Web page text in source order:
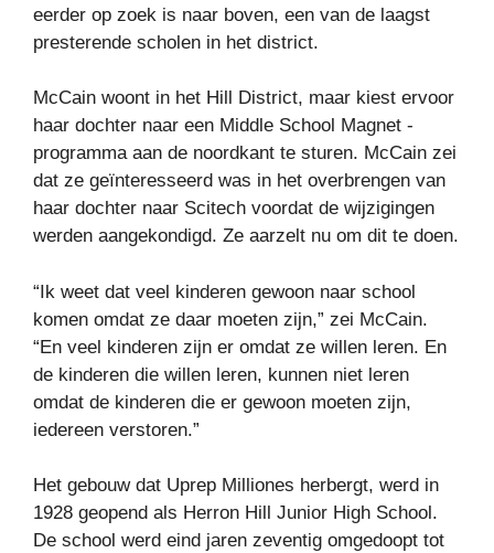
eerder op zoek is naar boven, een van de laagst
presterende scholen in het district.
McCain woont in het Hill District, maar kiest ervoor
haar dochter naar een Middle School Magnet -
programma aan de noordkant te sturen. McCain zei
dat ze geïnteresseerd was in het overbrengen van
haar dochter naar Scitech voordat de wijzigingen
werden aangekondigd. Ze aarzelt nu om dit te doen.
“Ik weet dat veel kinderen gewoon naar school
komen omdat ze daar moeten zijn,” zei McCain.
“En veel kinderen zijn er omdat ze willen leren. En
de kinderen die willen leren, kunnen niet leren
omdat de kinderen die er gewoon moeten zijn,
iedereen verstoren.”
Het gebouw dat Uprep Milliones herbergt, werd in
1928 geopend als Herron Hill Junior High School.
De school werd eind jaren zeventig omgedoopt tot